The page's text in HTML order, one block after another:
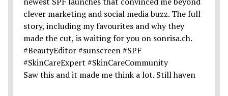
Saw this and it made me think a lot. Still haven